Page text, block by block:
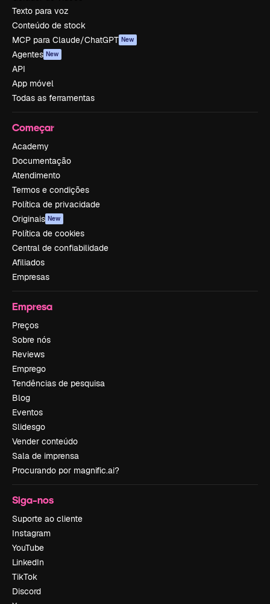
Texto para voz
Conteúdo de stock
MCP para Claude/ChatGPT New
Agentes New
API
App móvel
Todas as ferramentas
Começar
Academy
Documentação
Atendimento
Termos e condições
Política de privacidade
Originais New
Política de cookies
Central de confiabilidade
Afiliados
Empresas
Empresa
Preços
Sobre nós
Reviews
Emprego
Tendências de pesquisa
Blog
Eventos
Slidesgo
Vender conteúdo
Sala de imprensa
Procurando por magnific.ai?
Siga-nos
Suporte ao cliente
Instagram
YouTube
LinkedIn
TikTok
Discord